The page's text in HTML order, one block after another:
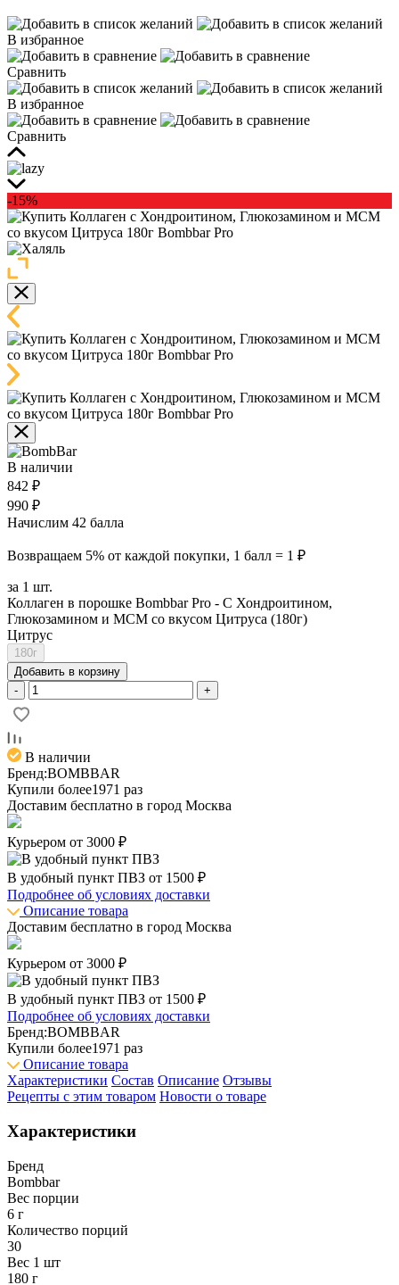
В избранное
Сравнить
В избранное
Сравнить
-15%
В наличии
842 ₽
990 ₽
Начислим 42 балла
Возвращаем 5% от каждой покупки, 1 балл = 1 ₽
за 1 шт.
Коллаген в порошке Bombbar Pro - С Хондроитином,
Глюкозамином и МСМ со вкусом Цитруса (180г)
Цитрус
180г
Добавить в корзину
-
+
В наличии
Бренд:BOMBBAR
Купили более1971 раз
Доставим бесплатно в город Москва
Курьером от 3000 ₽
В удобный пункт ПВЗ от 1500 ₽
Подробнее об условиях доставки
Описание товара
Доставим бесплатно в город Москва
Курьером от 3000 ₽
В удобный пункт ПВЗ от 1500 ₽
Подробнее об условиях доставки
Бренд:BOMBBAR
Купили более1971 раз
Описание товара
Характеристики Состав Описание Отзывы
Рецепты с этим товаром Новости о товаре
Характеристики
Бренд
Bombbar
Вес порции
6 г
Количество порций
30
Вес 1 шт
180 г